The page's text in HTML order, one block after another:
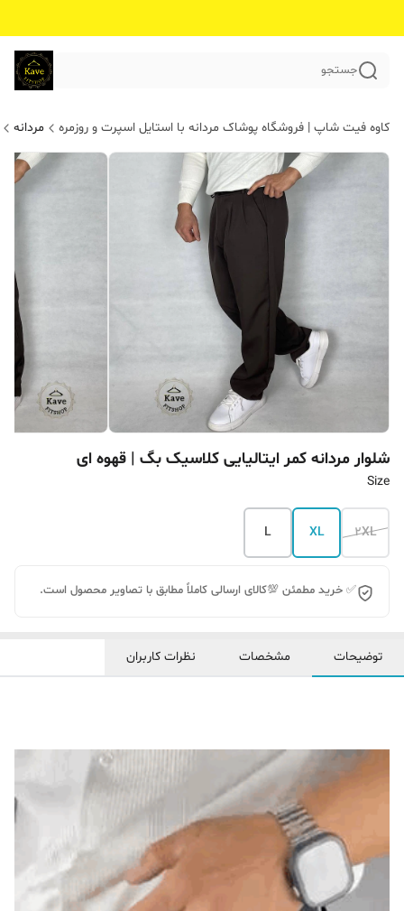
جستجو
کاوه فیت شاپ | فروشگاه پوشاک مردانه با استایل اسپرت و روزمره مردانه
شلوار مردانه کمر ایتالیایی کلاسیک بگ | قهوه ای
Size
2XL
XL
L
✅ خرید مطمئن 💯کالای ارسالی کاملاً مطابق با تصاویر محصول است.
توضیحات مشخصات نظرات کاربران